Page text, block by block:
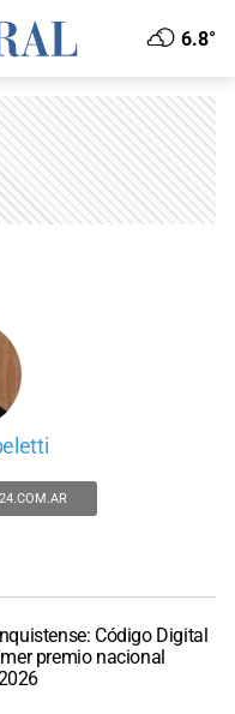
6.8°
Código Digital
premio nacional